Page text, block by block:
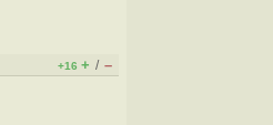
+16 + / –